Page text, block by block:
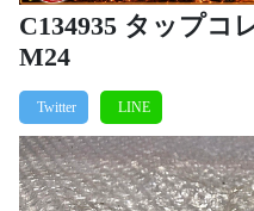
C134935 タップコ
M24